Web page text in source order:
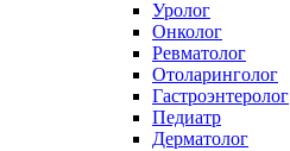
Уролог
Онколог
Ревматолог
Отоларинголог
Гастроэнтеролог
Педиатр
Дерматолог